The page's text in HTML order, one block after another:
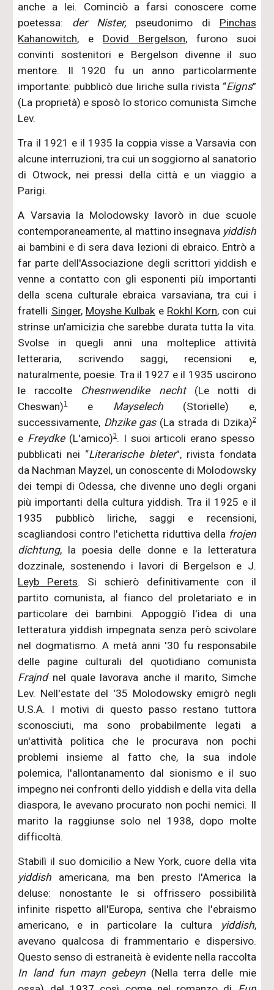
anche a lei. Cominciò a farsi conoscere come
poetessa: der Nister, pseudonimo di Pinchas
Kahanowitch, e Dovid Bergelson, furono suoi
convinti sostenitori e Bergelson divenne il suo
mentore. Il 1920 fu un anno particolarmente
importante: pubblicò due liriche sulla rivista “Eigns”
(La proprietà) e sposò lo storico comunista Simche
Lev.
Tra il 1921 e il 1935 la coppia visse a Varsavia con
alcune interruzioni, tra cui un soggiorno al sanatorio
di Otwock, nei pressi della città e un viaggio a
Parigi.
A Varsavia la Molodowsky lavorò in due scuole
contemporaneamente, al mattino insegnava yiddish
ai bambini e di sera dava lezioni di ebraico. Entrò a
far parte dell'Associazione degli scrittori yiddish e
venne a contatto con gli esponenti più importanti
della scena culturale ebraica varsaviana, tra cui i
fratelli Singer, Moyshe Kulbake Rokhl Korn, con cui
strinse un'amicizia che sarebbe durata tutta la vita.
Svolse in quegli anni una molteplice attività
letteraria, scrivendo saggi, recensioni e,
naturalmente, poesie. Tra il 1927 e il 1935 uscirono
le raccolte Chesnwendike necht (Le notti di
Cheswan)1e Mayselech(Storielle) e,
successivamente, Dhzike gas (La strada di Dzika)2
e Freydke (L'amico)3. I suoi articoli erano spesso
pubblicati nei “Literarische bleter”, rivista fondata
da Nachman Mayzel, un conoscente di Molodowsky
dei tempi di Odessa, che divenne uno degli organi
più importanti della cultura yiddish. Tra il 1925 e il
1935 pubblicò liriche, saggi e recensioni,
scagliandosi contro l'etichetta riduttiva della frojen
dichtung, la poesia delle donne e la letteratura
dozzinale, sostenendo i lavori di Bergelson e J.
Leyb Perets. Si schierò definitivamente con il
partito comunista, al fianco del proletariato e in
particolare dei bambini. Appoggiò l'idea di una
letteratura yiddish impegnata senza però scivolare
nel dogmatismo. A metà anni '30 fu responsabile
delle pagine culturali del quotidiano comunista
Frajndnel quale lavorava anche il marito, Simche
Lev. Nell'estate del '35 Molodowsky emigrò negli
U.S.A. I motivi di questo passo restano tuttora
sconosciuti, ma sono probabilmente legati a
un'attività politica che le procurava non pochi
problemi insieme al fatto che, la sua indole
polemica, l'allontanamento dal sionismo e il suo
impegno nei confronti dello yiddish e della vita della
diaspora, le avevano procurato non pochi nemici. Il
marito la raggiunse solo nel 1938, dopo molte
difficoltà.
Stabilì il suo domicilio a New York, cuore della vita
yiddish americana, ma ben presto l'America la
deluse: nonostante le si offrissero possibilità
infinite rispetto all'Europa, sentiva che l'ebraismo
americano, e in particolare la cultura
yiddish,
avevano qualcosa di frammentario e dispersivo.
Questo senso di estraneità è evidente nella raccolta
In land fun mayn gebeyn (Nella terra delle mie